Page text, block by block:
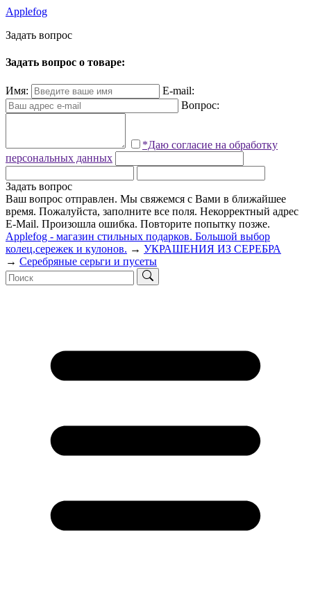
Applefog
Задать вопрос
Задать вопрос о товаре:
Имя:
E-mail:
Вопрос:
*Даю согласие на обработку
персональных данных
Задать вопрос
Ваш вопрос отправлен. Мы свяжемся с Вами в ближайшее
время. Пожалуйста, заполните все поля. Некорректный адрес
E-Mail. Произошла ошибка. Повторите попытку позже.
Applefog - магазин стильных подарков. Большой выбор
колец,сережек и кулонов. → УКРАШЕНИЯ ИЗ СЕРЕБРА
→ Серебряные серьги и пусеты